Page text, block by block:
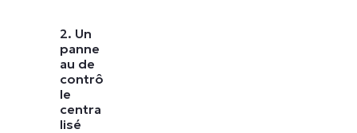
2. Un
panne
au de
contrô
le
centra
lisé